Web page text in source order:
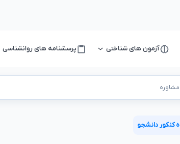
آزمون های شناختی پرسشنامه های روانشناسی
کنکور دانشجو